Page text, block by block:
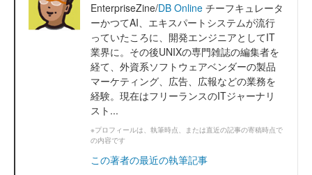
EnterpriseZine/DB Online チーフキュレータ
ーかつてAI、エキスパートシステムが流行
っていたころに、開発エンジニアとしてIT
業界に。その後UNIXの専門雑誌の編集者を
経て、外資系ソフトウェアベンダーの製品
マーケティング、広告、広報などの業務を
経験。現在はフリーランスのITジャーナリ
スト...
※プロフィールは、執筆時点、または直近の記事の寄稿時点で
の内容です
この著者の最近の執筆記事